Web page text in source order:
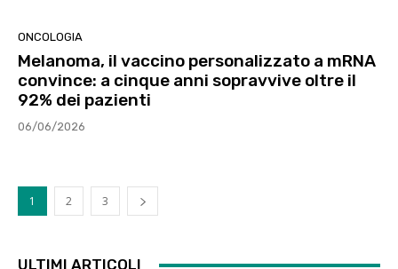
ONCOLOGIA
Melanoma, il vaccino personalizzato a mRNA
convince: a cinque anni sopravvive oltre il
92% dei pazienti
06/06/2026
1 2 3
ULTIMI ARTICOLI